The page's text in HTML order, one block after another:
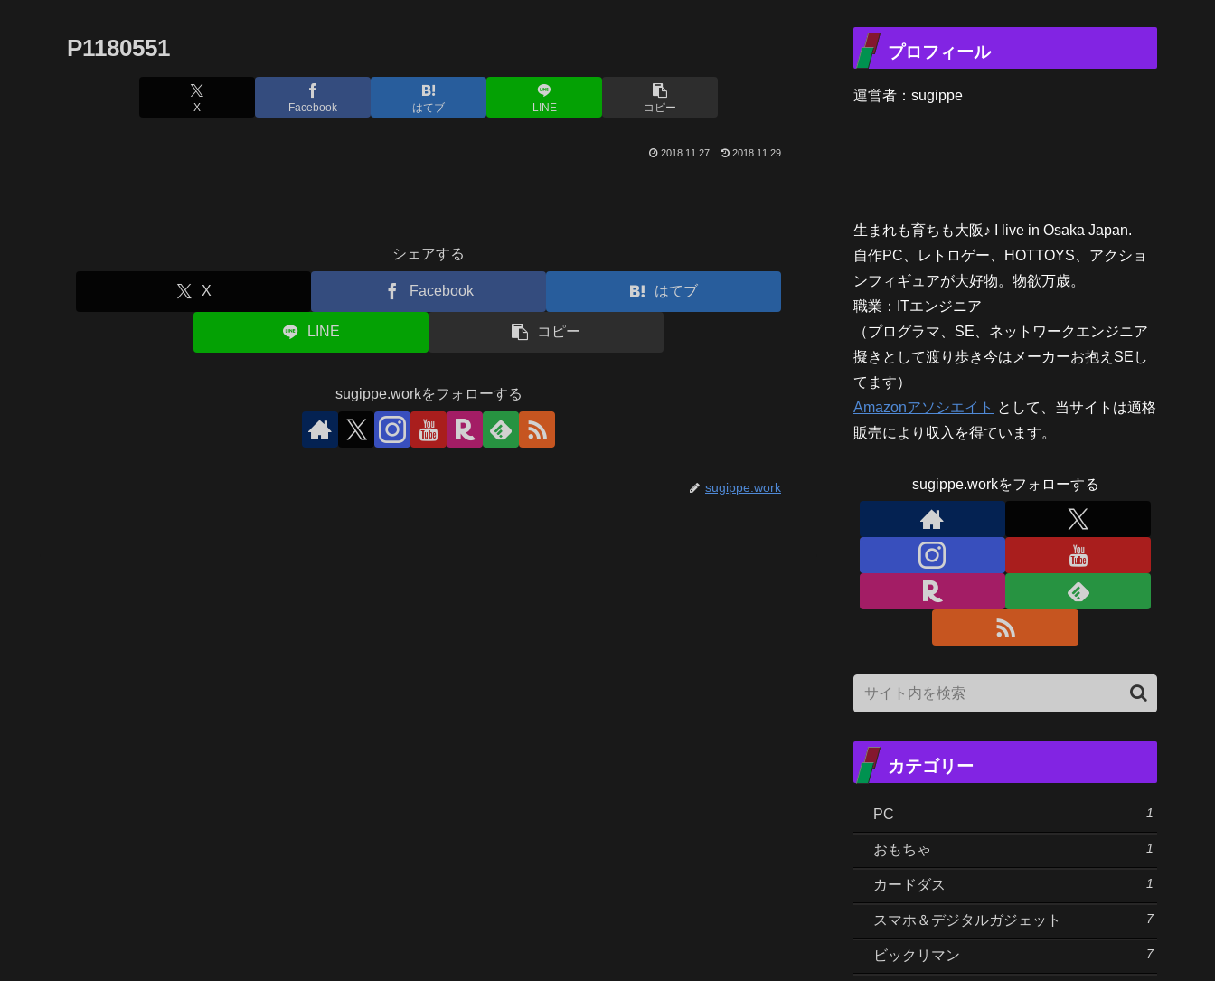
P1180551
X Facebook はてブ LINE コピー
2018.11.27 2018.11.29
シェアする
X Facebook はてブ
LINE コピー
sugippe.workをフォローする
sugippe.work
プロフィール
運営者：sugippe
生まれも育ちも大阪♪ I live in Osaka Japan.
自作PC、レトロゲー、HOTTOYS、アクショ
ンフィギュアが大好物。物欲万歳。
職業：ITエンジニア
（プログラマ、SE、ネットワークエンジニア
擬きとして渡り歩き今はメーカーお抱えSEし
てます）
Amazonアソシエイト として、当サイトは適格
販売により収入を得ています。
sugippe.workをフォローする
カテゴリー
PC 1
おもちゃ 1
カードダス 1
スマホ＆デジタルガジェット 7
ビックリマン 7